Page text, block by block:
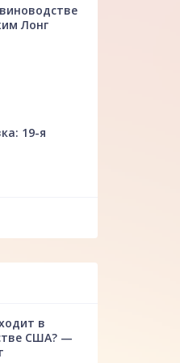
Лонг
19-я
в
США? —